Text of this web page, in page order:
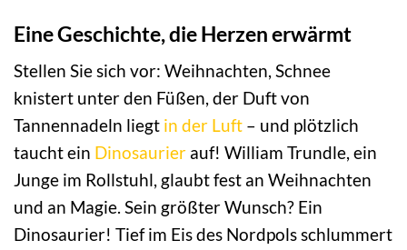
Eine Geschichte, die Herzen erwärmt
Stellen Sie sich vor: Weihnachten, Schnee
knistert unter den Füßen, der Duft von
Tannennadeln liegt in der Luft – und plötzlich
taucht ein Dinosaurier auf! William Trundle, ein
Junge im Rollstuhl, glaubt fest an Weihnachten
und an Magie. Sein größter Wunsch? Ein
Dinosaurier! Tief im Eis des Nordpols schlummert